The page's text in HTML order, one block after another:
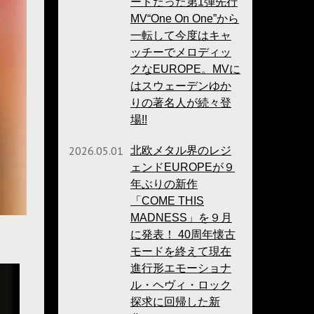
MV“One On One”から
一転して今度はキャ
ッチーでメロディッ
クなEUROPE。MVに
はスウェーデンゆか
りの著名人が続々登
場!!
2026.05.01
北欧メタル界のレジ
ェンドEUROPEが９
年ぶりの新作
「COME THIS
MADNESS」を９月
に発表！ 40周年懐古
モードを終えて現在
進行形エモーショナ
ル・ヘヴィ・ロック
探求に回帰した新